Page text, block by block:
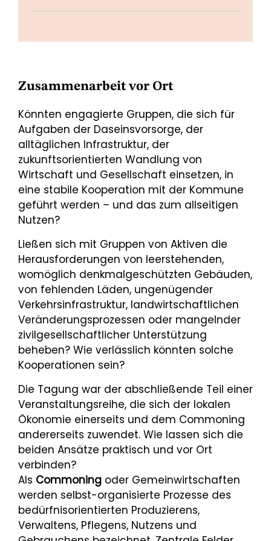
Zusammenarbeit vor Ort
Könnten engagierte Gruppen, die sich für
Aufgaben der Daseinsvorsorge, der
alltäglichen Infrastruktur, der
zukunftsorientierten Wandlung von
Wirtschaft und Gesellschaft einsetzen, in
eine stabile Kooperation mit der Kommune
geführt werden – und das zum allseitigen
Nutzen?
Ließen sich mit Gruppen von Aktiven die
Herausforderungen von leerstehenden,
womöglich denkmalgeschützten Gebäuden,
von fehlenden Läden, ungenügender
Verkehrsinfrastruktur, landwirtschaftlichen
Veränderungsprozessen oder mangelnder
zivilgesellschaftlicher Unterstützung
beheben? Wie verlässlich könnten solche
Kooperationen sein?
Die Tagung war der abschließende Teil einer
Veranstaltungsreihe, die sich der lokalen
Ökonomie einerseits und dem Commoning
andererseits zuwendet. Wie lassen sich die
beiden Ansätze praktisch und vor Ort
verbinden?
Als Commoning oder Gemeinwirtschaften
werden selbst-organisierte Prozesse des
bedürfnisorientierten Produzierens,
Verwaltens, Pflegens, Nutzens und